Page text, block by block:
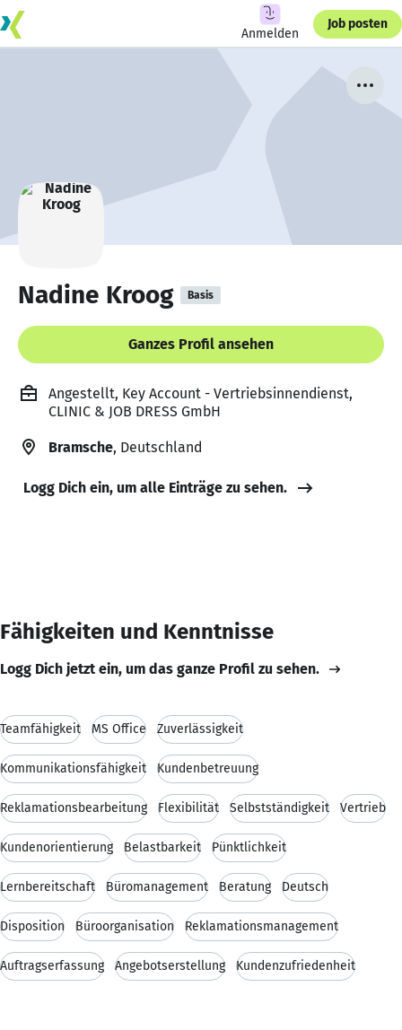
Anmelden
Job posten
Nadine Kroog Basis
Ganzes Profil ansehen
Angestellt, Key Account - Vertriebsinnendienst,
CLINIC & JOB DRESS GmbH
Bramsche, Deutschland
Logg Dich ein, um alle Einträge zu sehen.
Fähigkeiten und Kenntnisse
Logg Dich jetzt ein, um das ganze Profil zu sehen.
Teamfähigkeit MS Office Zuverlässigkeit
Kommunikationsfähigkeit Kundenbetreuung
Reklamationsbearbeitung Flexibilität Selbstständigkeit Vertrieb
Kundenorientierung Belastbarkeit Pünktlichkeit
Lernbereitschaft Büromanagement Beratung Deutsch
Disposition Büroorganisation Reklamationsmanagement
Auftragserfassung Angebotserstellung Kundenzufriedenheit